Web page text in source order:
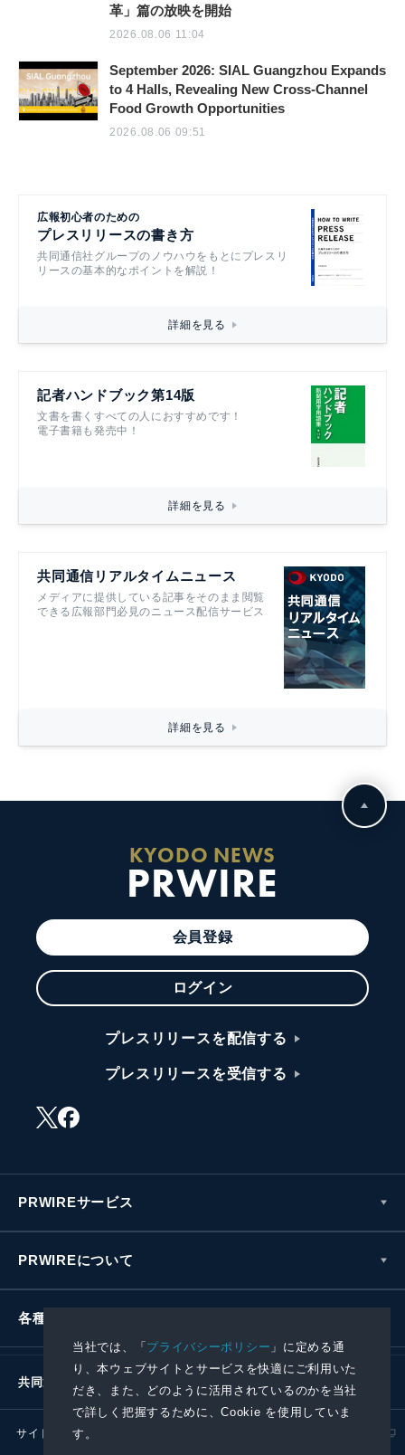
当社では、「プライバシーポリシー 」に定める通
り、本ウェブサイトとサービスを快適にご利用いた
だき、また、どのように活用されているのかを当社
で詳しく把握するために、Cookie を使用していま
す。
革」篇の放映を開始
2026.08.06 11:04
September 2026: SIAL Guangzhou Expands
to 4 Halls, Revealing New Cross-Channel
Food Growth Opportunities
2026.08.06 09:51
広報初心者のための
プレスリリースの書き方
共同通信社グループのノウハウをもとにプレスリ
リースの基本的なポイントを解説！
詳細を見る
記者ハンドブック第14版
文書を書くすべての人におすすめです！
電子書籍も発売中！
詳細を見る
共同通信リアルタイムニュース
メディアに提供している記事をそのまま閲覧
できる広報部門必見のニュース配信サービス
詳細を見る
KYODO NEWS
PRWIRE
会員登録
ログイン
プレスリリースを配信する
プレスリリースを受信する
PRWIREサービス
PRWIREについて
各種お問い合わせ
共同通信社グループ
サイトポリシー